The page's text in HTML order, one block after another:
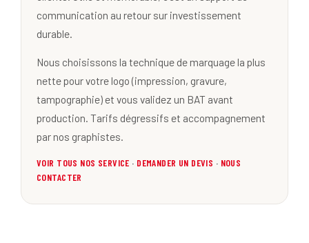
communication au retour sur investissement
durable.
Nous choisissons la technique de marquage la plus
nette pour votre logo (impression, gravure,
tampographie) et vous validez un BAT avant
production. Tarifs dégressifs et accompagnement
par nos graphistes.
VOIR TOUS NOS SERVICE · DEMANDER UN DEVIS · NOUS
CONTACTER